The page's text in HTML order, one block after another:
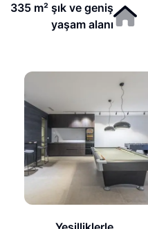
335 m² şık ve geniş
yaşam alanı